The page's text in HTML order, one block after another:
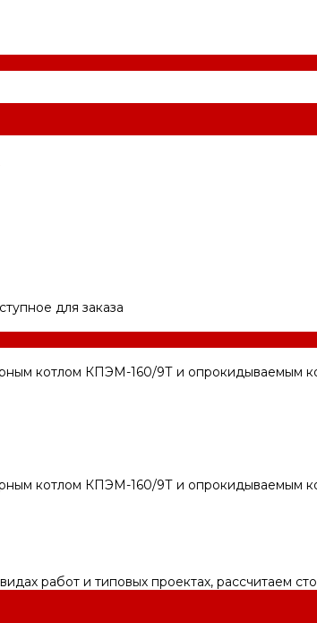
для заказа
котлом КПЭМ-160/9Т и
котлом КПЭМ-160/9Т и
работ и типовых проектах, рассчитаем